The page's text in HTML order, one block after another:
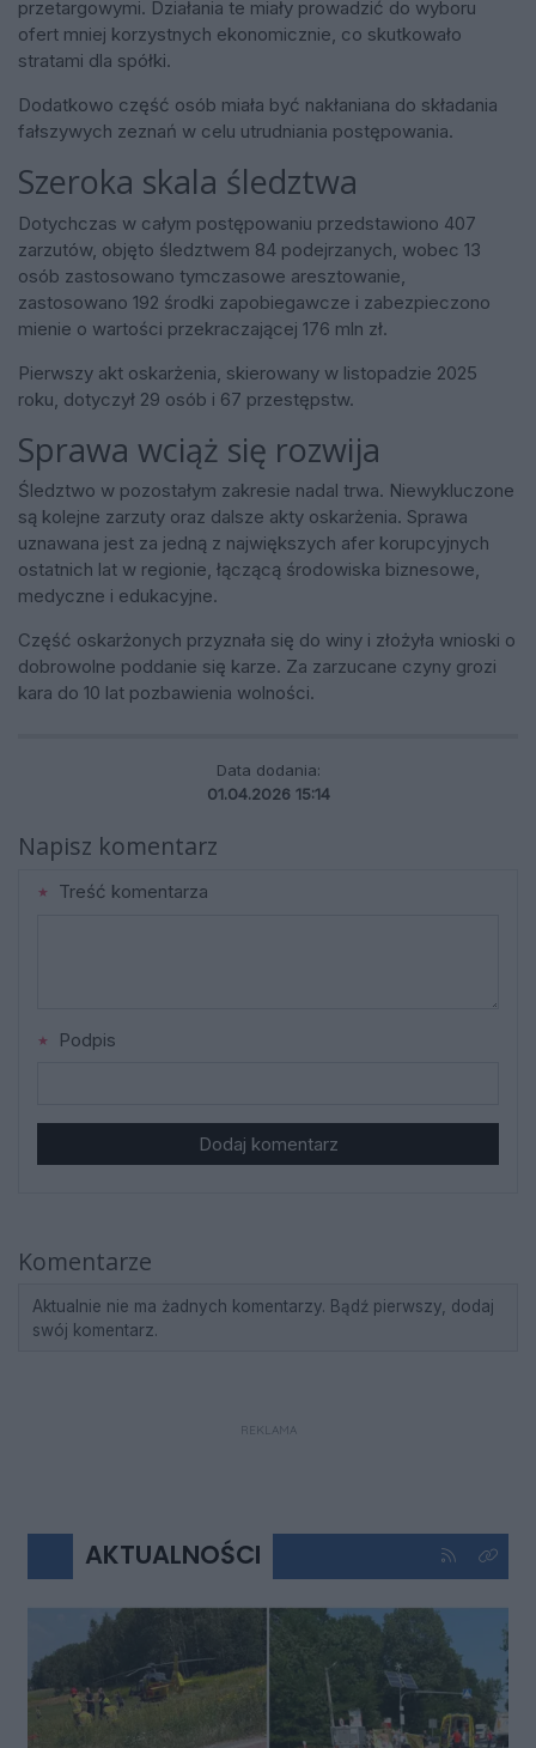
przetargowymi. Działania te miały prowadzić do wyboru
ofert mniej korzystnych ekonomicznie, co skutkowało
stratami dla spółki.
Dodatkowo część osób miała być nakłaniana do składania
fałszywych zeznań w celu utrudniania postępowania.
Szeroka skala śledztwa
Dotychczas w całym postępowaniu przedstawiono 407
zarzutów, objęto śledztwem 84 podejrzanych, wobec 13
osób zastosowano tymczasowe aresztowanie,
zastosowano 192 środki zapobiegawcze i zabezpieczono
mienie o wartości przekraczającej 176 mln zł.
Pierwszy akt oskarżenia, skierowany w listopadzie 2025
roku, dotyczył 29 osób i 67 przestępstw.
Sprawa wciąż się rozwija
Śledztwo w pozostałym zakresie nadal trwa. Niewykluczone
są kolejne zarzuty oraz dalsze akty oskarżenia. Sprawa
uznawana jest za jedną z największych afer korupcyjnych
ostatnich lat w regionie, łączącą środowiska biznesowe,
medyczne i edukacyjne.
Część oskarżonych przyznała się do winy i złożyła wnioski o
dobrowolne poddanie się karze. Za zarzucane czyny grozi
kara do 10 lat pozbawienia wolności.
Data dodania:
01.04.2026 15:14
Napisz komentarz
Treść komentarza
Podpis
Dodaj komentarz
Komentarze
Aktualnie nie ma żadnych komentarzy. Bądź pierwszy, dodaj
swój komentarz.
REKLAMA
AKTUALNOŚCI Kliknij aby
Kliknij